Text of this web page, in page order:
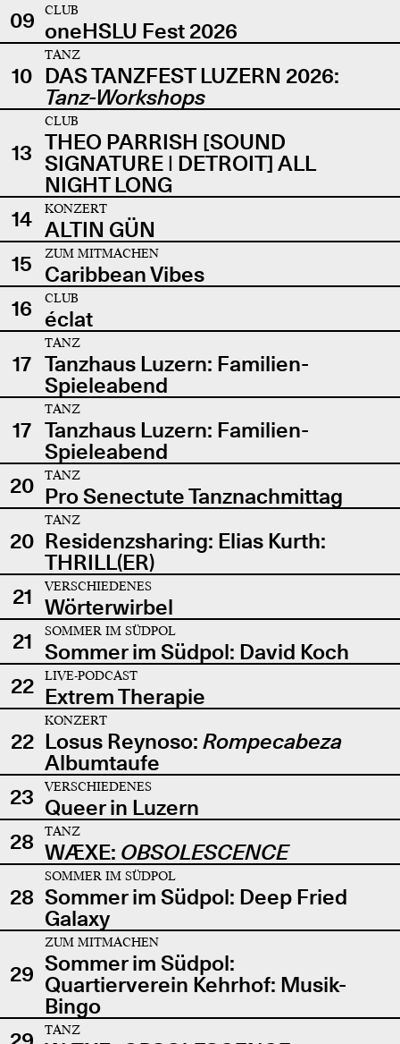
09
CLUB
oneHSLU Fest 2026
10
TANZ
DAS TANZFEST LUZERN 2026:
Tanz-Workshops
13
CLUB
THEO PARRISH [SOUND
SIGNATURE | DETROIT] ALL
NIGHT LONG
14
KONZERT
ALTIN GÜN
15
ZUM MITMACHEN
Caribbean Vibes
16
CLUB
éclat
17
TANZ
Tanzhaus Luzern: Familien-
Spieleabend
17
TANZ
Tanzhaus Luzern: Familien-
Spieleabend
20
TANZ
Pro Senectute Tanznachmittag
20
TANZ
Residenzsharing: Elias Kurth:
THRILL(ER)
21
VERSCHIEDENES
Wörterwirbel
21
SOMMER IM SÜDPOL
Sommer im Südpol: David Koch
22
LIVE-PODCAST
Extrem Therapie
22
KONZERT
Losus Reynoso: Rompecabeza
Albumtaufe
23
VERSCHIEDENES
Queer in Luzern
28
TANZ
WÆXE: OBSOLESCENCE
28
SOMMER IM SÜDPOL
Sommer im Südpol: Deep Fried
Galaxy
29
ZUM MITMACHEN
Sommer im Südpol:
Quartierverein Kehrhof: Musik-
Bingo
TANZ